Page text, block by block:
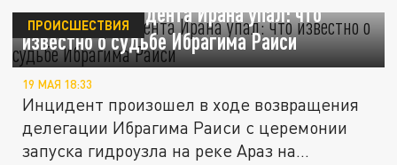
Вертолет президента Ирана упал: что
известно о судьбе Ибрагима Раиси
ПРОИСШЕСТВИЯ
19 МАЯ 18:33
Инцидент произошел в ходе возвращения
делегации Ибрагима Раиси с церемонии
запуска гидроузла на реке Араз на...